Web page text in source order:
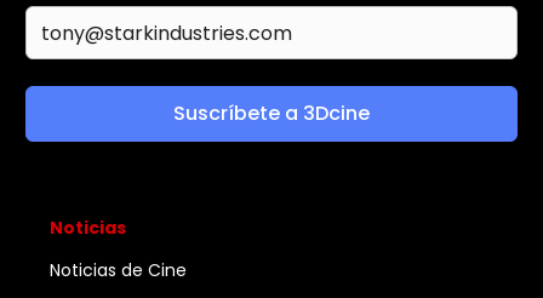
Suscríbete a 3Dcine
Noticias
Noticias de Cine